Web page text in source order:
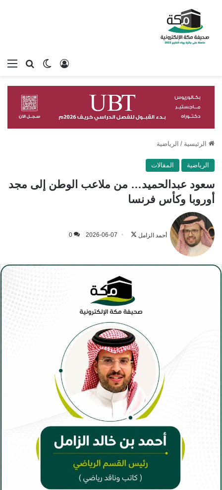
بحثالوضع
تسجيل الدخول
الرئيسية / الرياضية
الرياضية المقالات
سعود عبدالحميد… من ملاعب الوطن إلى مجد
أوروبا وكأس فرنسا
أحمد الزامل
على
2026-06-07
0